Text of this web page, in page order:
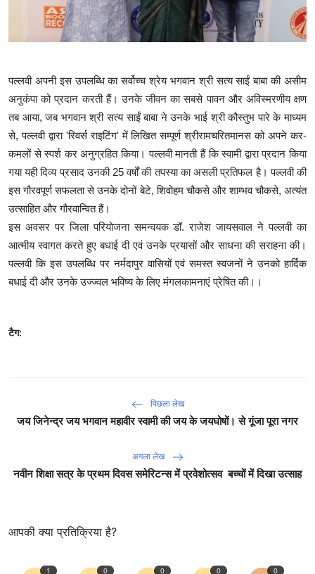
​पल्लवी अपनी इस उपलब्धि का सर्वोच्च श्रेय भगवान श्री सत्य साईं बाबा की असीम
अनुकंपा को प्रदान करती हैं। उनके जीवन का सबसे पावन और अविस्मरणीय क्षण
तब आया, जब भगवान श्री सत्य साईं बाबा ने उनके भाई श्री कौस्तुभ पारे के माध्यम
से, पल्लवी द्वारा 'रिवर्स राइटिंग' में लिखित सम्पूर्ण श्रीरामचरितमानस को अपने कर-
कमलों से स्पर्श कर अनुग्रहित किया। पल्लवी मानती हैं कि स्वामी द्वारा प्रदान किया
गया यही दिव्य प्रसाद उनकी 25 वर्षों की तपस्या का असली प्रतिफल है। पल्लवी की
इस गौरवपूर्ण सफलता से उनके दोनों बेटे, शिवोहम चौकसे और शाम्भव चौकसे, अत्यंत
उत्साहित और गौरवान्वित हैं।
​इस अवसर पर जिला परियोजना समन्वयक डॉ. राजेश जायसवाल ने पल्लवी का
आत्मीय स्वागत करते हुए बधाई दी एवं उनके प्रयासों और साधना की सराहना की।
पल्लवी कि इस उपलब्धि पर नर्मदापुर वासियों एवं समस्त स्वजनों ने उनको हार्दिक
बधाई दी और उनके उज्ज्वल भविष्य के लिए मंगलकामनाएं प्रेषित की।।
टैग:
पिछला लेख
जय जिनेन्द्र जय भगवान महावीर स्वामी की जय के जयघोषों। से गूंजा पूरा नगर
अगला लेख
नवीन शिक्षा सत्र के प्रथम दिवस समेरिटन्स में प्रवेशोत्सव बच्चों में दिखा उत्साह
आपकी क्या प्रतिक्रिया है?
1 0 0 0 0